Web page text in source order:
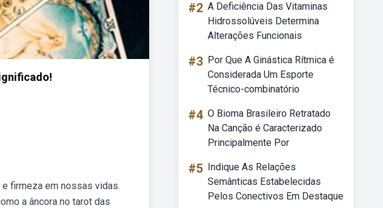
firmeza em nossas vidas.
a âncora no tarot das
#2 A Deficiência Das Vitaminas
Hidrossolúveis Determina
Alterações Funcionais
#3 Por Que A Ginástica Rítmica é
Considerada Um Esporte
Técnico-combinatório
#4 O Bioma Brasileiro Retratado
Na Canção é Caracterizado
Principalmente Por
#5 Indique As Relações
Semânticas Estabelecidas
Pelos Conectivos Em Destaque